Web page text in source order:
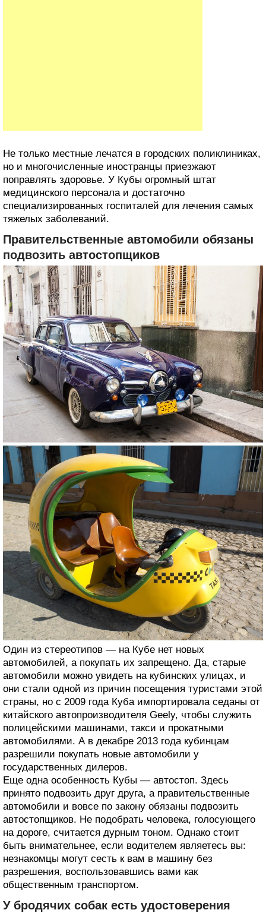
Не только местные лечатся в городских поликлиниках,
но и многочисленные иностранцы приезжают
поправлять здоровье. У Кубы огромный штат
медицинского персонала и достаточно
специализированных госпиталей для лечения самых
тяжелых заболеваний.
Правительственные автомобили обязаны
подвозить автостопщиков
Один из стереотипов — на Кубе нет новых
автомобилей, а покупать их запрещено. Да, старые
автомобили можно увидеть на кубинских улицах, и
они стали одной из причин посещения туристами этой
страны, но с 2009 года Куба импортировала седаны от
китайского автопроизводителя Geely, чтобы служить
полицейскими машинами, такси и прокатными
автомобилями. А в декабре 2013 года кубинцам
разрешили покупать новые автомобили у
государственных дилеров.
Еще одна особенность Кубы — автостоп. Здесь
принято подвозить друг друга, а правительственные
автомобили и вовсе по закону обязаны подвозить
автостопщиков. Не подобрать человека, голосующего
на дороге, считается дурным тоном. Однако стоит
быть внимательнее, если водителем являетесь вы:
незнакомцы могут сесть к вам в машину без
разрешения, воспользовавшись вами как
общественным транспортом.
У бродячих собак есть удостоверения